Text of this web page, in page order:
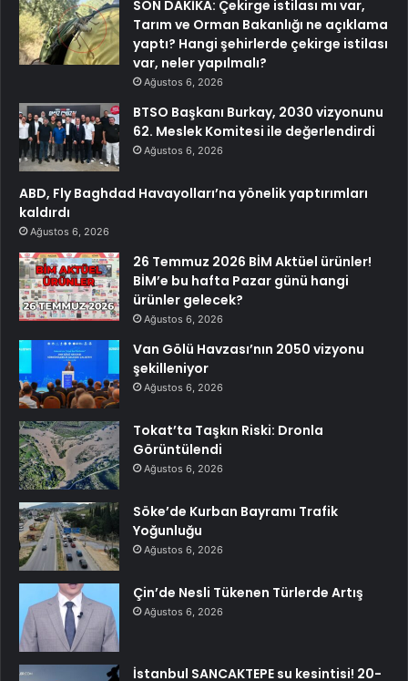
SON DAKİKA: Çekirge istilası mı var,
Tarım ve Orman Bakanlığı ne açıklama
yaptı? Hangi şehirlerde çekirge istilası
var, neler yapılmalı?
Ağustos 6, 2026
BTSO Başkanı Burkay, 2030 vizyonunu
62. Meslek Komitesi ile değerlendirdi
Ağustos 6, 2026
ABD, Fly Baghdad Havayolları’na yönelik yaptırımları
kaldırdı
Ağustos 6, 2026
26 Temmuz 2026 BİM Aktüel ürünler!
BİM’e bu hafta Pazar günü hangi
ürünler gelecek?
Ağustos 6, 2026
Van Gölü Havzası’nın 2050 vizyonu
şekilleniyor
Ağustos 6, 2026
Tokat’ta Taşkın Riski: Dronla
Görüntülendi
Ağustos 6, 2026
Söke’de Kurban Bayramı Trafik
Yoğunluğu
Ağustos 6, 2026
Çin’de Nesli Tükenen Türlerde Artış
Ağustos 6, 2026
İstanbul SANCAKTEPE su kesintisi! 20-